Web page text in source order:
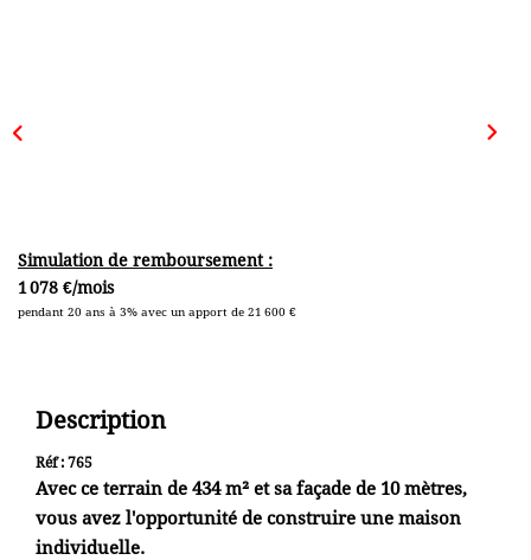
NOTRE AGENCE
CONTACT
Simulation de remboursement :
1 078 €/mois
pendant 20 ans à 3% avec un apport de 21 600 €
Description
Réf : 765
Avec ce terrain de 434 m² et sa façade de 10 mètres,
vous avez l'opportunité de construire une maison
individuelle.